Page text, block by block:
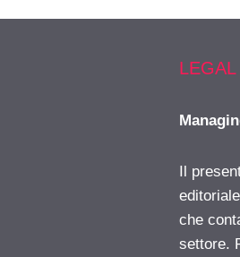
LEGAL
Il
che
settore.